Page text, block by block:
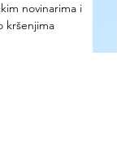
novinarima i
kršenjima